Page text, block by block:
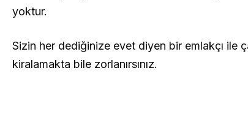
yoktur.
Sizin her dediğinize evet diyen bir emlakçı ile
kiralamakta bile zorlanırsınız.